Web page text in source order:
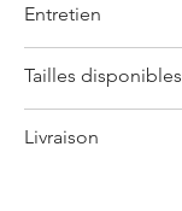
Entretien
Tailles disponibles
Livraison